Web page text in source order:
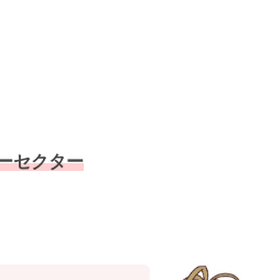
セクター